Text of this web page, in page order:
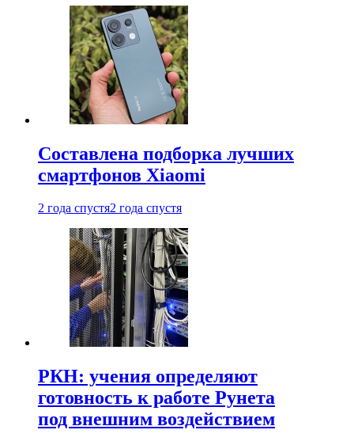
Составлена подборка лучших
смартфонов Xiaomi
2 года спустя2 года спустя
РКН: учения определяют
готовность к работе Рунета
под внешним воздействием